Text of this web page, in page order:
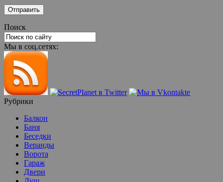
Поиск
Мы в соц.сетях:
Рубрики
Балкон
Баня
Беседки
Веранды
Ворота
Гараж
Двери